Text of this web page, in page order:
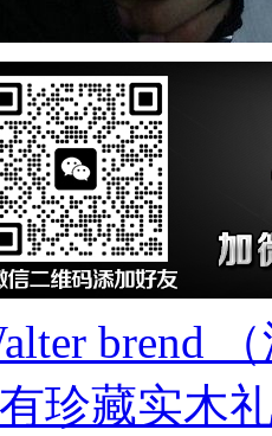
brend
珍藏实木